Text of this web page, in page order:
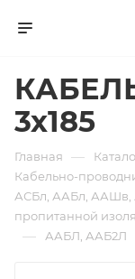
3х185
Главная —
Кабельно-
АСБл, ААБл, ААШв,
пропитанной
— ААБЛ, ААБ2Л